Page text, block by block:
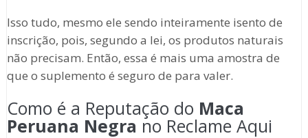
Isso tudo, mesmo ele sendo inteiramente isento de
inscrição, pois, segundo a lei, os produtos naturais
não precisam. Então, essa é mais uma amostra de
que o suplemento é seguro de para valer.
Como é a Reputação do Maca
Peruana Negra no Reclame Aqui